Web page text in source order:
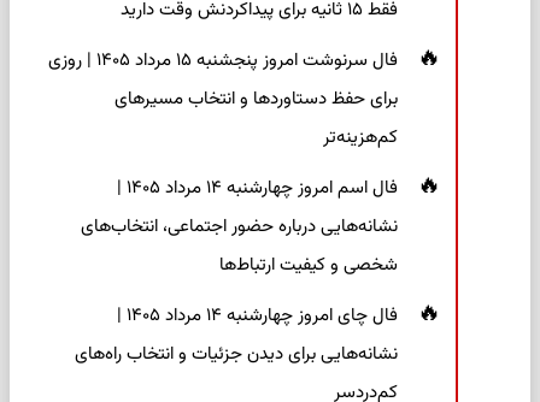
فقط ۱۵ ثانیه برای پیداکردنش وقت دارید
فال سرنوشت امروز پنجشنبه ۱۵ مرداد ۱۴۰۵ | روزی
برای حفظ دستاوردها و انتخاب مسیرهای
کم‌هزینه‌تر
فال اسم امروز چهارشنبه ۱۴ مرداد ۱۴۰۵ |
نشانه‌هایی درباره حضور اجتماعی، انتخاب‌های
شخصی و کیفیت ارتباط‌ها
فال چای امروز چهارشنبه ۱۴ مرداد ۱۴۰۵ |
نشانه‌هایی برای دیدن جزئیات و انتخاب راه‌های
کم‌دردسر